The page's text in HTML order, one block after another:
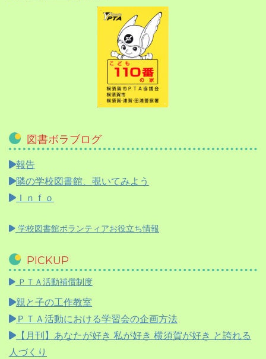
図書ボラブログ
報告
隣の学校図書館、覗いてみよう
Ｉｎｆｏ
学校図書館ボランティアお役立ち情報
PICKUP
ＰＴＡ活動補償制度
親と子の工作教室
ＰＴＡ活動における学習会の企画方法
【月刊】 あなたが好き 私が好き 横須賀が好き と誇れる
人づくり